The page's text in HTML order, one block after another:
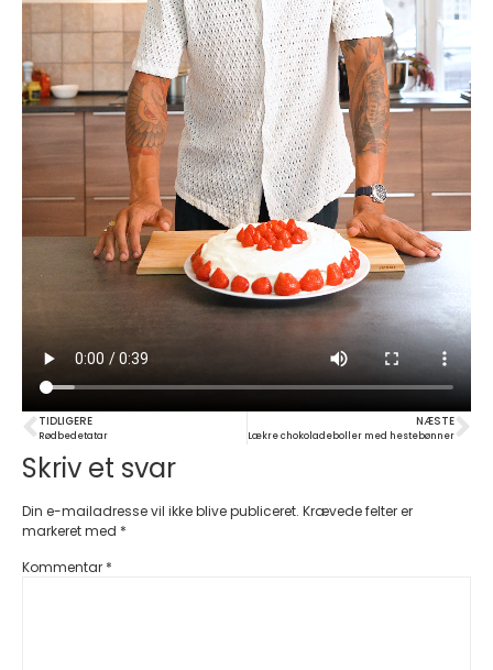
TIDLIGERE
Rødbedetatar
NÆSTE
Lækre chokoladeboller med hestebønner
Skriv et svar
Din e-mailadresse vil ikke blive publiceret. Krævede felter er
markeret med *
Kommentar *